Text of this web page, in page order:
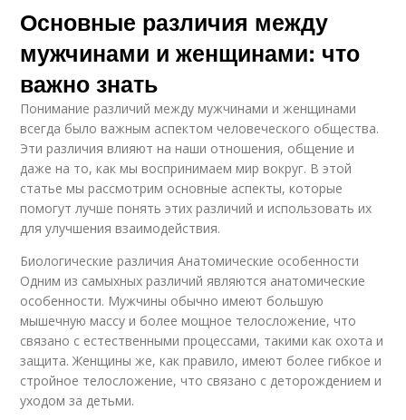
Основные различия между
мужчинами и женщинами: что
важно знать
Понимание различий между мужчинами и женщинами
всегда было важным аспектом человеческого общества.
Эти различия влияют на наши отношения, общение и
даже на то, как мы воспринимаем мир вокруг. В этой
статье мы рассмотрим основные аспекты, которые
помогут лучше понять этих различий и использовать их
для улучшения взаимодействия.
Биологические различия Анатомические особенности
Одним из самыхных различий являются анатомические
особенности. Мужчины обычно имеют большую
мышечную массу и более мощное телосложение, что
связано с естественными процессами, такими как охота и
защита. Женщины же, как правило, имеют более гибкое и
стройное телосложение, что связано с деторождением и
уходом за детьми.